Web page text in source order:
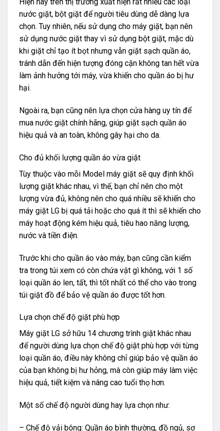
nước giặt, bột giặt để người tiêu dùng dễ dàng lựa
chọn. Tuy nhiên, nếu sử dụng cho máy giặt, bạn nên
sử dụng nước giặt thay vì sử dụng bột giặt, mặc dù
khi giặt chỉ tạo ít bọt nhưng vẫn giặt sạch quần áo,
tránh dẫn đến hiện tượng đóng cặn không tan hết vừa
làm ảnh hưởng tới máy, vừa khiến cho quần áo bị hư
hại.
Ngoài ra, bạn cũng nên lựa chọn cửa hàng uy tín để
mua nước giặt chính hãng, giúp giặt sạch quần áo
hiệu quả và an toàn, không gây hại cho da.
Cho đủ khối lượng quần áo vừa giặt
Tùy thuộc vào mỗi Model máy giặt sẽ quy định khối
lượng giặt khác nhau, vì thế, bạn chỉ nên cho một
lượng vừa đủ, không nên cho quá nhiều sẽ khiến cho
máy giặt LG bị quá tải hoặc cho quá ít thì sẽ khiến cho
máy hoạt động kém hiệu quả, tiêu hao năng lượng,
nước và tiền điện.
Trước khi cho quần áo vào máy, bạn cũng cần kiểm
tra trong túi xem có còn chứa vật gì không, với 1 số
loại quần áo len, tất, thì tốt nhất có thể cho vào trong
túi giặt đồ để bảo vệ quần áo được tốt hơn.
Lựa chọn chế độ giặt phù hợp
Máy giặt LG sở hữu 14 chương trình giặt khác nhau
để người dùng lựa chọn chế độ giặt phù hợp với từng
loại quần áo, điều này không chỉ giúp bảo vệ quần áo
của bạn không bị hư hỏng, mà còn giúp máy làm việc
hiệu quả, tiết kiệm và nâng cao tuổi thọ hơn.
Một số chế độ người dùng hay lựa chọn như:
– Chế độ vải bông: Quần áo bình thường, đồ ngủ, sơ